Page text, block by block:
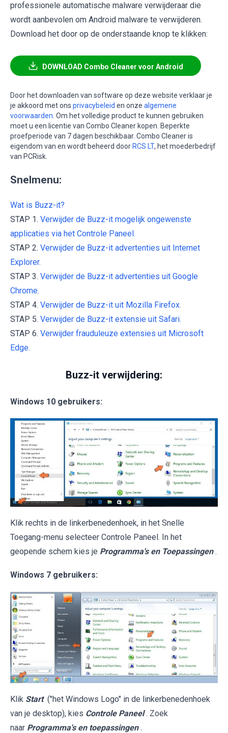
professionele automatische malware verwijderaar die
wordt aanbevolen om Android malware te verwijderen.
Download het door op de onderstaande knop te klikken:
DOWNLOAD Combo Cleaner voor Android
Door het downloaden van software op deze website verklaar je
je akkoord met ons privacybeleid en onze algemene
voorwaarden . Om het volledige product te kunnen gebruiken
moet u een licentie van Combo Cleaner kopen. Beperkte
proefperiode van 7 dagen beschikbaar. Combo Cleaner is
eigendom van en wordt beheerd door RCS LT, het moederbedrijf
van PCRisk.
Snelmenu:
Wat is Buzz-it?
STAP 1. Verwijder de Buzz-it mogelijk ongewenste
applicaties via het Controle Paneel.
STAP 2. Verwijder de Buzz-it advertenties uit Internet
Explorer.
STAP 3. Verwijder de Buzz-it advertenties uit Google
Chrome.
STAP 4. Verwijder de Buzz-it uit Mozilla Firefox.
STAP 5. Verwijder de Buzz-it extensie uit Safari.
STAP 6. Verwijder frauduleuze extensies uit Microsoft
Edge.
Buzz-it verwijdering:
Windows 10 gebruikers:
Klik rechts in de linkerbenedenhoek, in het Snelle
Toegang-menu selecteer Controle Paneel. In het
geopende schem kies je Programma's en Toepassingen .
Windows 7 gebruikers:
Klik Start ("het Windows Logo" in de linkerbenedenhoek
van je desktop), kies Controle Paneel . Zoek
naar Programma's en toepassingen .